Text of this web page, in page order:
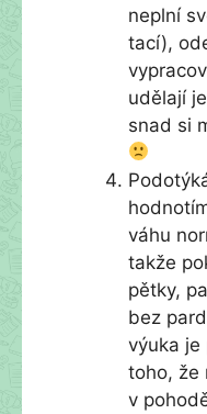
neplní
tací),
udělají
snad si
váhu
takže
pětky,
bez
výuka je
toho, že
v